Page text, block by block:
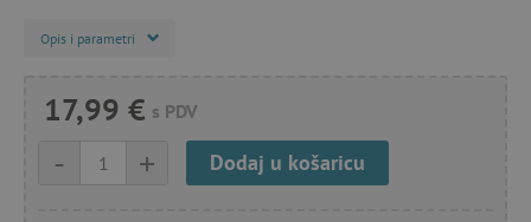
Opis i parametri
17,99 € s PDV
+
- Dodaj u košaricu